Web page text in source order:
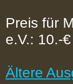
Preis für
e.V.: 10.-€
Ältere